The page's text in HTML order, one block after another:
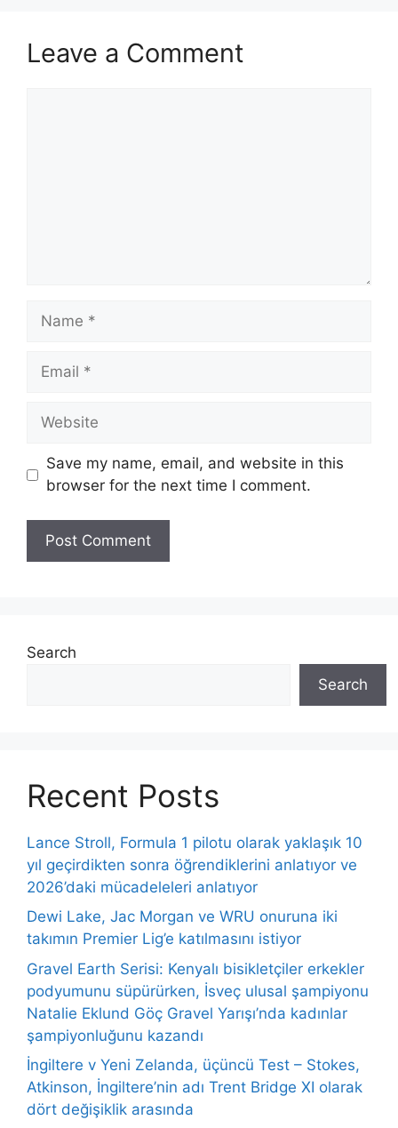
Leave a Comment
Name
Email
Website
Save my name, email, and website in this
browser for the next time I comment.
Search
Search
Recent Posts
Lance Stroll, Formula 1 pilotu olarak yaklaşık 10
yıl geçirdikten sonra öğrendiklerini anlatıyor ve
2026’daki mücadeleleri anlatıyor
Dewi Lake, Jac Morgan ve WRU onuruna iki
takımın Premier Lig’e katılmasını istiyor
Gravel Earth Serisi: Kenyalı bisikletçiler erkekler
podyumunu süpürürken, İsveç ulusal şampiyonu
Natalie Eklund Göç Gravel Yarışı’nda kadınlar
şampiyonluğunu kazandı
İngiltere v Yeni Zelanda, üçüncü Test – Stokes,
Atkinson, İngiltere’nin adı Trent Bridge XI olarak
dört değişiklik arasında